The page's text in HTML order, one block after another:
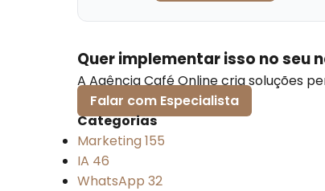
Quer implementar isso no seu
A Agência Café Online cria soluções
Falar com Especialista
Categorias
Marketing 155
IA 46
WhatsApp 32